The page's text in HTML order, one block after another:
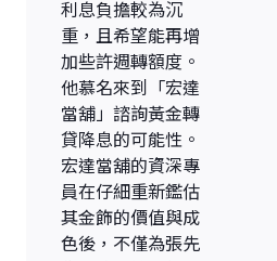
利息負擔較為沉
重，且希望能再增
加些許週轉額度。
他慕名來到「宏達
當舖」諮詢黃金轉
貸降息的可能性。
宏達當舖的資深專
員在仔細重新鑑估
其金飾的價值與成
色後，不僅為張先